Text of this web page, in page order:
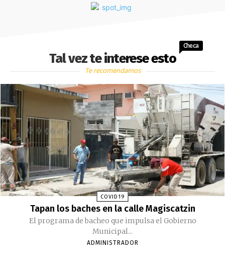
Tal vez te interese esto
Checa
Te recomendamos
COVID19
Tapan los baches en la calle Magiscatzin
El programa de bacheo que impulsa el Gobierno
Municipal...
ADMINISTRADOR